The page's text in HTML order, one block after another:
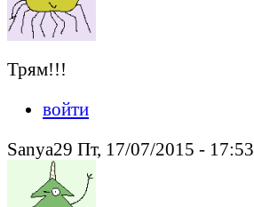
Трям!!!
войти
Sanya29 Пт, 17/07/2015 - 17:53